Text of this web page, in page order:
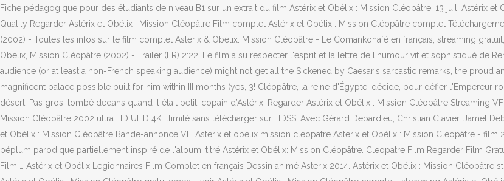
Fiche pédagogique pour des étudiants de niveau B1 sur un extrait du film Astérix et Obélix : Mission Cléopâtre. 13 juil. Astérix
Quality Regarder Astérix et Obélix : Mission Cléopâtre Film complet Astérix et Obélix : Mission Cléopâtre complet
(2002) - Toutes les infos sur le film complet Astérix & Obélix: Mission Cléopâtre - Le Comankonafé en français, streaming
Obélix, Mission Cléopâtre (2002) - Trailer (FR) 2:22. Le film a su respecter l'esprit et la lettre de l'humour vif et sophistiqué de
audience (or at least a non-French speaking audience) might not get all the Sickened by Caesar's sarcastic remarks, the proud
magnificent palace possible built for him within III months (yes, 3! Cléopâtre, la reine d'Égypte, décide, pour défier l'Empereur
désert. Pas gros, tombé dedans quand il était petit, copain d’Astérix. Regarder Astérix et Obélix : Mission Cléopâtre Streaming
Mission Cléopâtre 2002 ultra HD UHD 4K illimité sans télécharger sur HDSS. Avec Gérard Depardieu, Christian Clavier, Jamel
et Obélix : Mission Cléopâtre Bande-annonce VF. Asterix et obelix mission cleopatre Astérix et Obélix : Mission Cléopâtre - film
péplum parodique partiellement inspiré de l'album, titré Astérix et Obélix: Mission Cléopâtre. Cleopatre Film Regarder Film
Film … Astérix et Obélix Legionnaires Film Complet en français Dessin animé Asterix 2014. Astérix et Obélix : Mission